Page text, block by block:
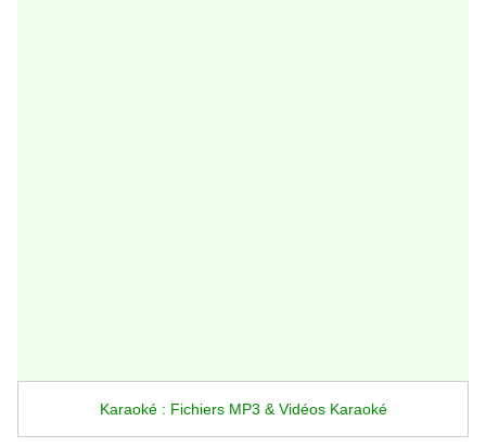
Karaoké : Fichiers MP3 & Vidéos Karaoké